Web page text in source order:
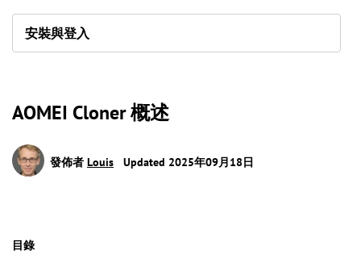
安裝與登入
AOMEI Cloner 概述
發佈者 Louis Updated 2025年09月18日
目錄